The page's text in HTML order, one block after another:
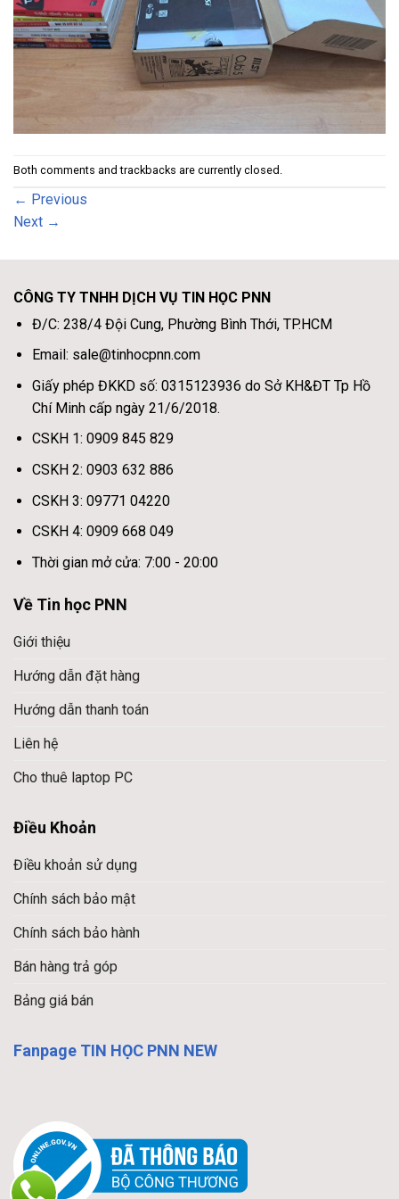
Both comments and trackbacks are currently closed.
← Previous
Next →
CÔNG TY TNHH DỊCH VỤ TIN HỌC PNN
Đ/C: 238/4 Đội Cung, Phường Bình Thới, TP.HCM
Email: sale@tinhocpnn.com
Giấy phép ĐKKD số: 0315123936 do Sở KH&ĐT Tp Hồ
Chí Minh cấp ngày 21/6/2018.
CSKH 1: 0909 845 829
CSKH 2: 0903 632 886
CSKH 3: 09771 04220
CSKH 4: 0909 668 049
Thời gian mở cửa: 7:00 - 20:00
Về Tin học PNN
Giới thiệu
Hướng dẫn đặt hàng
Hướng dẫn thanh toán
Liên hệ
Cho thuê laptop PC
Điều Khoản
Điều khoản sử dụng
Chính sách bảo mật
Chính sách bảo hành
Bán hàng trả góp
Bảng giá bán
Fanpage TIN HỌC PNN NEW